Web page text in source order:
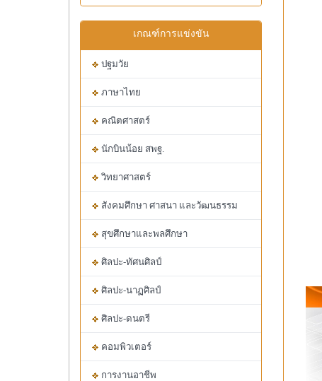
เกณฑ์การแข่งขัน
ปฐมวัย
ภาษาไทย
คณิตศาสตร์
นักบินน้อย สพฐ.
วิทยาศาสตร์
สังคมศึกษา ศาสนา และวัฒนธรรม
สุขศึกษาและพลศึกษา
ศิลปะ-ทัศนศิลป์
ศิลปะ-นาฏศิลป์
ศิลปะ-ดนตรี
คอมพิวเตอร์
การงานอาชีพ